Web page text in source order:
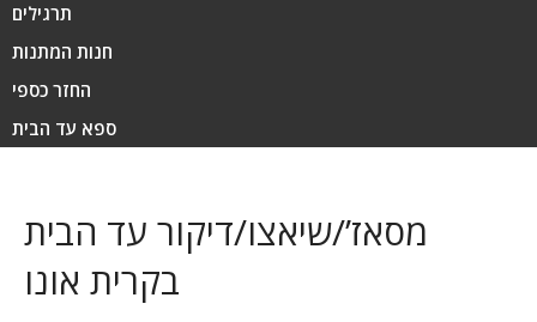
תרגילים
חנות המתנות
החזר כספי
ספא עד הבית
מסאז’/שיאצו/דיקור עד הבית
בקרית אונו